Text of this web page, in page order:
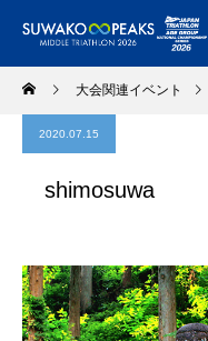
大会関連イベント
2020.07.15
shimosuwa